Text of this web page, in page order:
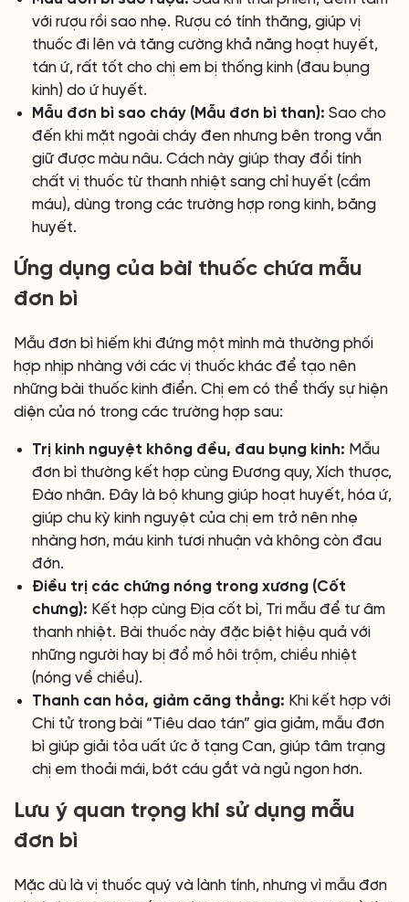
với rượu rồi sao nhẹ. Rượu có tính thăng, giúp vị
thuốc đi lên và tăng cường khả năng hoạt huyết,
tán ứ, rất tốt cho chị em bị thống kinh (đau bụng
kinh) do ứ huyết.
Mẫu đơn bì sao cháy (Mẫu đơn bì than): Sao cho
đến khi mặt ngoài cháy đen nhưng bên trong vẫn
giữ được màu nâu. Cách này giúp thay đổi tính
chất vị thuốc từ thanh nhiệt sang chỉ huyết (cầm
máu), dùng trong các trường hợp rong kinh, băng
huyết.
Ứng dụng của bài thuốc chứa mẫu
đơn bì
Mẫu đơn bì hiếm khi đứng một mình mà thường phối
hợp nhịp nhàng với các vị thuốc khác để tạo nên
những bài thuốc kinh điển. Chị em có thể thấy sự hiện
diện của nó trong các trường hợp sau:
Trị kinh nguyệt không đều, đau bụng kinh: Mẫu
đơn bì thường kết hợp cùng Đương quy, Xích thược,
Đào nhân. Đây là bộ khung giúp hoạt huyết, hóa ứ,
giúp chu kỳ kinh nguyệt của chị em trở nên nhẹ
nhàng hơn, máu kinh tươi nhuận và không còn đau
đớn.
Điều trị các chứng nóng trong xương (Cốt
chưng): Kết hợp cùng Địa cốt bì, Tri mẫu để tư âm
thanh nhiệt. Bài thuốc này đặc biệt hiệu quả với
những người hay bị đổ mồ hôi trộm, chiều nhiệt
(nóng về chiều).
Thanh can hỏa, giảm căng thẳng: Khi kết hợp với
Chi tử trong bài “Tiêu dao tán” gia giảm, mẫu đơn
bì giúp giải tỏa uất ức ở tạng Can, giúp tâm trạng
chị em thoải mái, bớt cáu gắt và ngủ ngon hơn.
Lưu ý quan trọng khi sử dụng mẫu
đơn bì
Mặc dù là vị thuốc quý và lành tính, nhưng vì mẫu đơn